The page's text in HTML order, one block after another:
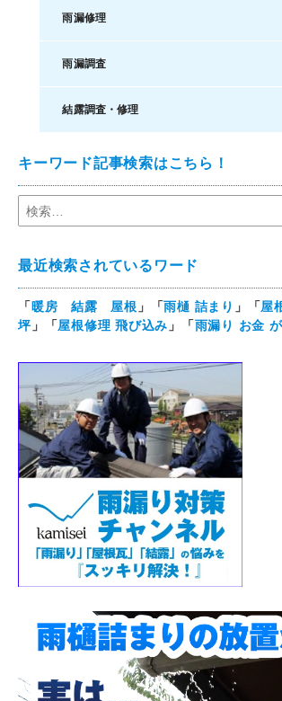
雨漏修理
雨漏調査
結露調査・修理
キーワード記事検索はこちら！
最近検索されているワード
「暖房 結露 屋根 」「雨樋 詰まり 」「屋
坪」「屋根修理 飛び込み 」「雨漏り お金